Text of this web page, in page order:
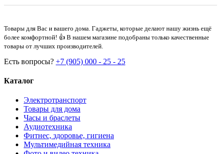
Товары для Вас и вашего дома. Гаджеты, которые делают нашу жизнь ещё
более комфортной! 👍 В нашем магазине подобраны только качественные
товары от лучших производителей.
Есть вопросы? +7 (905) 000 - 25 - 25
Каталог
Электротранспорт
Товары для дома
Часы и браслеты
Аудиотехника
Фитнес, здоровье, гигиена
Мультимедийная техника